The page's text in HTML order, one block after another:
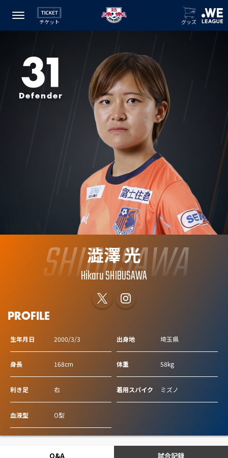
チケット グッズ
31
Defender
SHIBUSAWA
澁澤 光
Hikaru SHIBUSAWA
PROFILE
生年月日 2000/3/3 出身地 埼玉県
身長 168cm 体重 58kg
利き足 右 着用スパイク ミズノ
血液型 O型
Q&A 試合記録